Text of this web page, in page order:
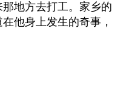
地方去打工。家乡的
他身上发生的奇事，